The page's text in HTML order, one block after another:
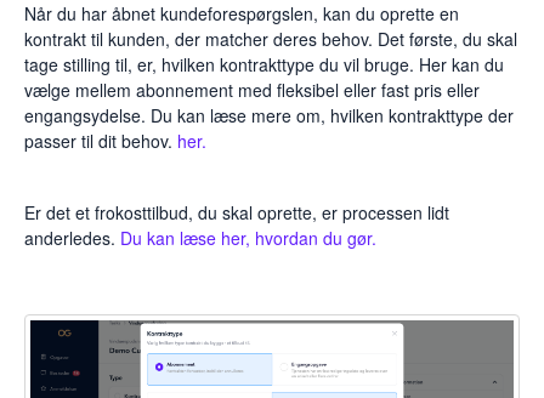
Når du har åbnet kundeforespørgslen, kan du oprette en
kontrakt til kunden, der matcher deres behov. Det første, du skal
tage stilling til, er, hvilken kontrakttype du vil bruge. Her kan du
vælge mellem abonnement med fleksibel eller fast pris eller
engangsydelse. Du kan læse mere om, hvilken kontrakttype der
passer til dit behov. her.
Er det et frokosttilbud, du skal oprette, er processen lidt
anderledes. Du kan læse her, hvordan du gør.